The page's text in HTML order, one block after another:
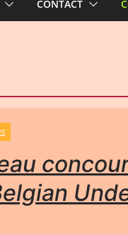
CONTACT